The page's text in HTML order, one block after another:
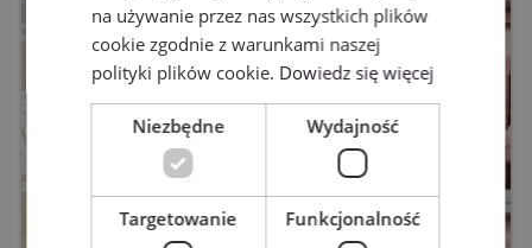
na używanie przez nas wszystkich plików
cookie zgodnie z warunkami naszej
polityki plików cookie. Dowiedz się więcej
Niezbędne Wydajność
Targetowanie Funkcjonalność